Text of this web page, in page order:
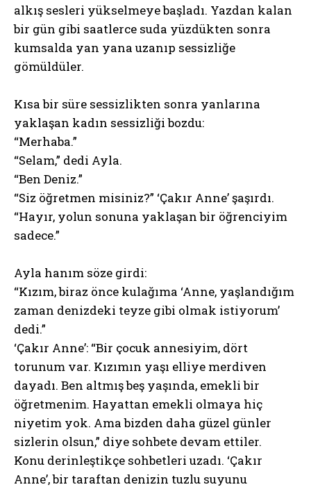
alkış sesleri yükselmeye başladı. Yazdan kalan
bir gün gibi saatlerce suda yüzdükten sonra
kumsalda yan yana uzanıp sessizliğe
gömüldüler.
Kısa bir süre sessizlikten sonra yanlarına
yaklaşan kadın sessizliği bozdu:
“Merhaba.”
“Selam,” dedi Ayla.
“Ben Deniz.”
“Siz öğretmen misiniz?” ‘Çakır Anne’ şaşırdı.
“Hayır, yolun sonuna yaklaşan bir öğrenciyim
sadece.”
Ayla hanım söze girdi:
“Kızım, biraz önce kulağıma ‘Anne, yaşlandığım
zaman denizdeki teyze gibi olmak istiyorum’
dedi.”
‘Çakır Anne’: “Bir çocuk annesiyim, dört
torunum var. Kızımın yaşı elliye merdiven
dayadı. Ben altmış beş yaşında, emekli bir
öğretmenim. Hayattan emekli olmaya hiç
niyetim yok. Ama bizden daha güzel günler
sizlerin olsun,” diye sohbete devam ettiler.
Konu derinleştikçe sohbetleri uzadı. ‘Çakır
Anne’, bir taraftan denizin tuzlu suyunu